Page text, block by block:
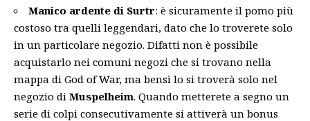
Manico ardente di Surtr: è sicuramente il pomo più
costoso tra quelli leggendari, dato che lo troverete solo
in un particolare negozio. Difatti non è possibile
acquistarlo nei comuni negozi che si trovano nella
mappa di God of War, ma bensì lo si troverà solo nel
negozio di Muspelheim. Quando metterete a segno un
serie di colpi consecutivamente si attiverà un bonus